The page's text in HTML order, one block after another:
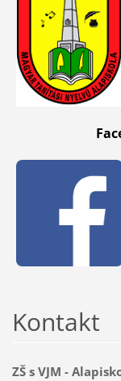
Kontakt
ZŠ s VJM -